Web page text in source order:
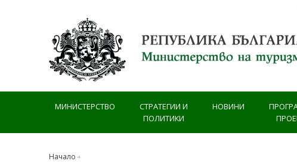
МИНИСТЕРСТВО
СТРАТЕГИИ И
ПОЛИТИКИ
НОВИНИ
Начало